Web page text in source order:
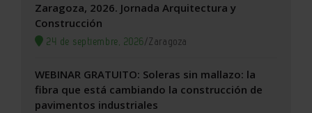
Zaragoza, 2026. Jornada Arquitectura y
Construcción
24 de septiembre, 2026/Zaragoza
WEBINAR GRATUITO: Soleras sin mallazo: la
fibra que está cambiando la construcción de
pavimentos industriales